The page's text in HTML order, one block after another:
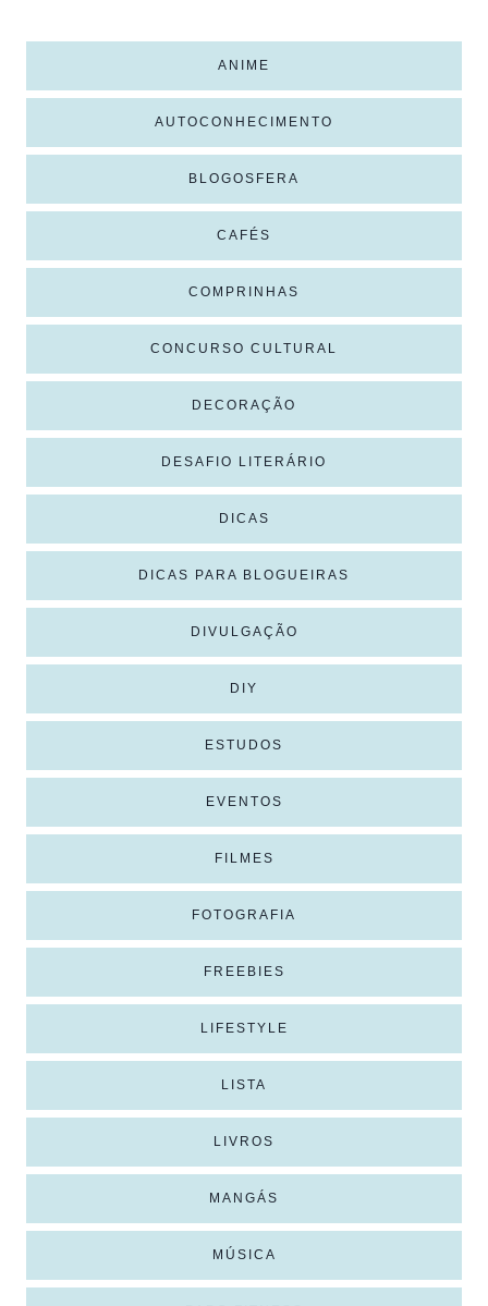
ANIME
AUTOCONHECIMENTO
BLOGOSFERA
CAFÉS
COMPRINHAS
CONCURSO CULTURAL
DECORAÇÃO
DESAFIO LITERÁRIO
DICAS
DICAS PARA BLOGUEIRAS
DIVULGAÇÃO
DIY
ESTUDOS
EVENTOS
FILMES
FOTOGRAFIA
FREEBIES
LIFESTYLE
LISTA
LIVROS
MANGÁS
MÚSICA